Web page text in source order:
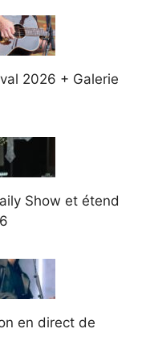
2026 + Galerie
Show et étend
en direct de